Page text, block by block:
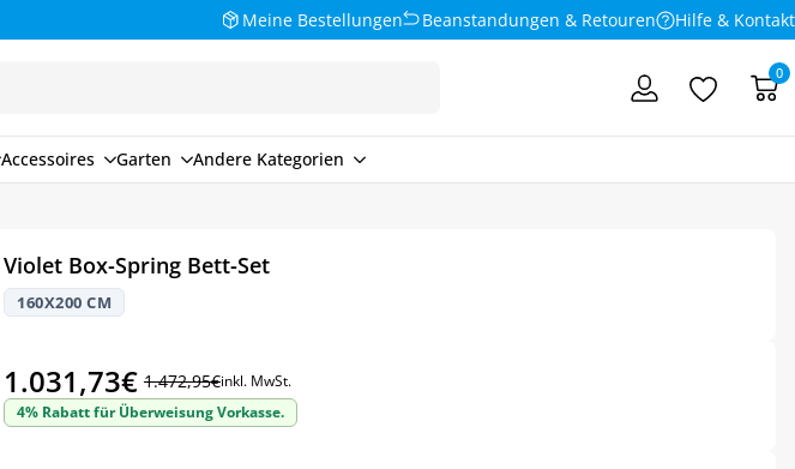
Meine Bestellungen Beanstandungen & Retouren Hilfe & Kontakt
0
Accessoires Garten Andere Kategorien
Violet Box-Spring Bett-Set
160X200 CM
1.472,95€
Ursprünglicher
Preis
1.031,73€
Aktueller
Preis
inkl. MwSt.
4% Rabatt für Überweisung Vorkasse.